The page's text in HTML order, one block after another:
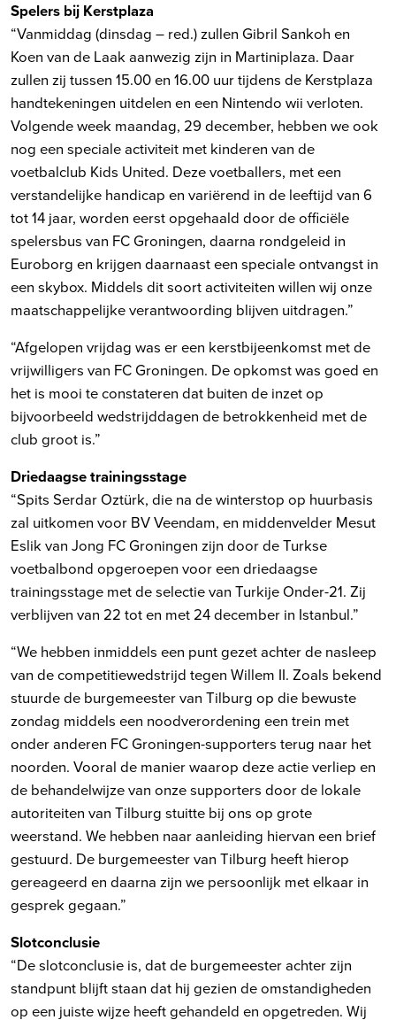
Spelers bij Kerstplaza
“Vanmiddag (dinsdag – red.) zullen Gibril Sankoh en
Koen van de Laak aanwezig zijn in Martiniplaza. Daar
zullen zij tussen 15.00 en 16.00 uur tijdens de Kerstplaza
handtekeningen uitdelen en een Nintendo wii verloten.
Volgende week maandag, 29 december, hebben we ook
nog een speciale activiteit met kinderen van de
voetbalclub Kids United. Deze voetballers, met een
verstandelijke handicap en variërend in de leeftijd van 6
tot 14 jaar, worden eerst opgehaald door de officiële
spelersbus van FC Groningen, daarna rondgeleid in
Euroborg en krijgen daarnaast een speciale ontvangst in
een skybox. Middels dit soort activiteiten willen wij onze
maatschappelijke verantwoording blijven uitdragen.”
“Afgelopen vrijdag was er een kerstbijeenkomst met de
vrijwilligers van FC Groningen. De opkomst was goed en
het is mooi te constateren dat buiten de inzet op
bijvoorbeeld wedstrijddagen de betrokkenheid met de
club groot is.”
Driedaagse trainingsstage
“Spits Serdar Oztürk, die na de winterstop op huurbasis
zal uitkomen voor BV Veendam, en middenvelder Mesut
Eslik van Jong FC Groningen zijn door de Turkse
voetbalbond opgeroepen voor een driedaagse
trainingsstage met de selectie van Turkije Onder-21. Zij
verblijven van 22 tot en met 24 december in Istanbul.”
“We hebben inmiddels een punt gezet achter de nasleep
van de competitiewedstrijd tegen Willem II. Zoals bekend
stuurde de burgemeester van Tilburg op die bewuste
zondag middels een noodverordening een trein met
onder anderen FC Groningen-supporters terug naar het
noorden. Vooral de manier waarop deze actie verliep en
de behandelwijze van onze supporters door de lokale
autoriteiten van Tilburg stuitte bij ons op grote
weerstand. We hebben naar aanleiding hiervan een brief
gestuurd. De burgemeester van Tilburg heeft hierop
gereageerd en daarna zijn we persoonlijk met elkaar in
gesprek gegaan.”
Slotconclusie
“De slotconclusie is, dat de burgemeester achter zijn
standpunt blijft staan dat hij gezien de omstandigheden
op een juiste wijze heeft gehandeld en opgetreden. Wij